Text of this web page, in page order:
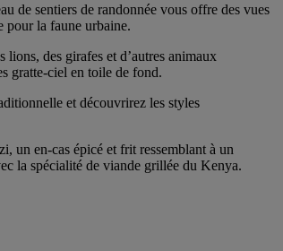
de sentiers de randonnée vous offre des vues
pour la faune urbaine.
des girafes et d’autres animaux
gratte-ciel en toile de fond.
et découvrirez les styles
un en-cas épicé et frit ressemblant à un
la spécialité de viande grillée du Kenya.